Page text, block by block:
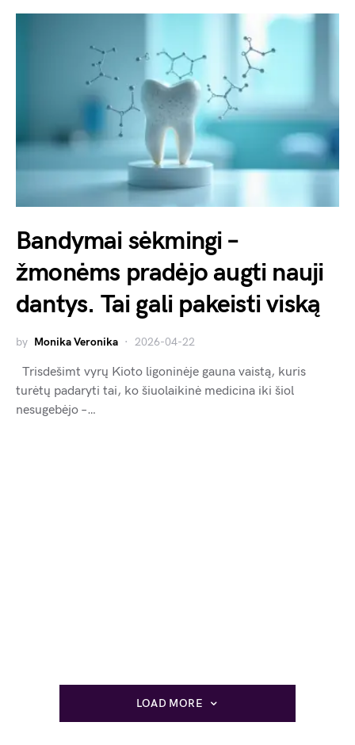
Bandymai sėkmingi –
žmonėms pradėjo augti nauji
dantys. Tai gali pakeisti viską
by Monika Veronika 2026-04-22
Trisdešimt vyrų Kioto ligoninėje gauna vaistą, kuris
turėtų padaryti tai, ko šiuolaikinė medicina iki šiol
nesugebėjo –…
LOAD MORE